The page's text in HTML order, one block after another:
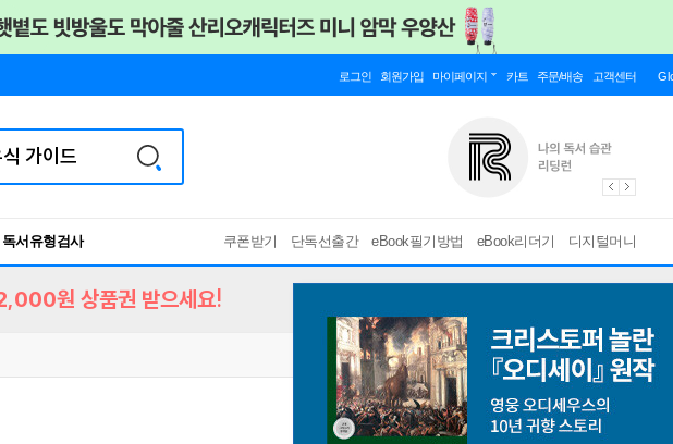
로그인 회원가입 마이페이지 카트 주문/배송 고객센터
독서유형검사
RBTI Lab
쿠폰받기 단독선출간 eBook필기방법 eBook리더기 디지털머니
원 상품권 받으세요!